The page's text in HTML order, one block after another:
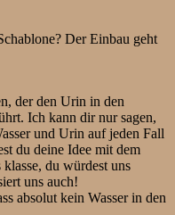
Der Einbau geht
der den Urin in den
Ich kann dir nur sagen,
und Urin auf jeden Fall
du deine Idee mit dem
du würdest uns
uns auch!
absolut kein Wasser in den